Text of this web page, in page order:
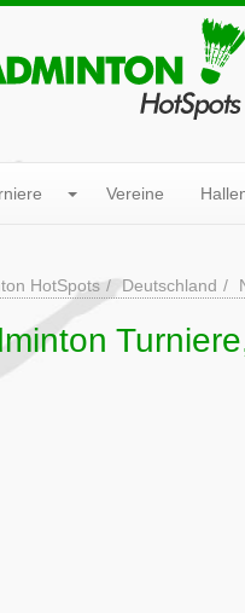
Vereine
HotSpots Deutschland